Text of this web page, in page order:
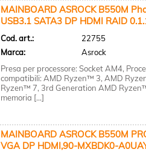
MAINBOARD ASROCK B550M
USB3.1 SATA3 DP HDMI RAID
Cod. art.:
22755
Marca:
Asrock
Presa per processore: Socket AM4,
compatibili: AMD Ryzen™ 3, AMD
Ryzen™ 7, 3rd Generation AMD
memoria [...]
MAINBOARD ASROCK B550M
VGA DP HDMI,90-MXBDK0-